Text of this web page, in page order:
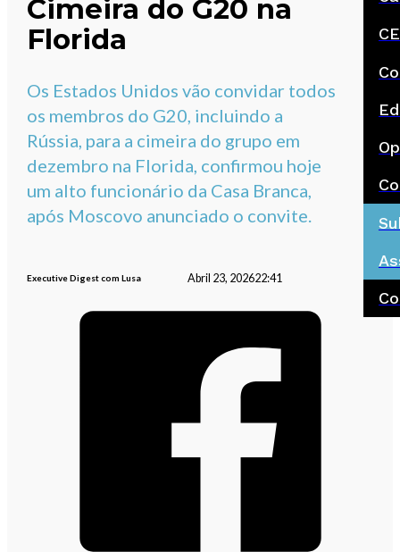
Cimeira do G20 na
Florida
Os Estados Unidos vão convidar todos
os membros do G20, incluindo a
Rússia, para a cimeira do grupo em
dezembro na Florida, confirmou hoje
um alto funcionário da Casa Branca,
após Moscovo anunciado o convite.
Executive Digest com Lusa Abril 23, 202622:41